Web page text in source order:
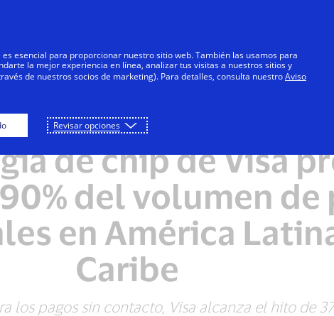
Negocios Innovadores Todos
NOTAS DE PRENSA
de chip de Visa
del volumen de
en América
Caribe
los pagos sin contacto, Visa alcanza el hito de
esencial para proporcionar nuestro sitio web. También las usamos para
la mejor experiencia en línea, analizar tus visitas a nuestros sitios y
de nuestros socios de marketing). Para detalles, consulta nuestroAviso
Revisar opciones